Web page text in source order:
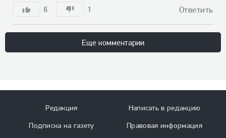
6 1 Ответить
Еще комментарии
Редакция
Подписка на газету
Написать в редакцию
Правовая информация